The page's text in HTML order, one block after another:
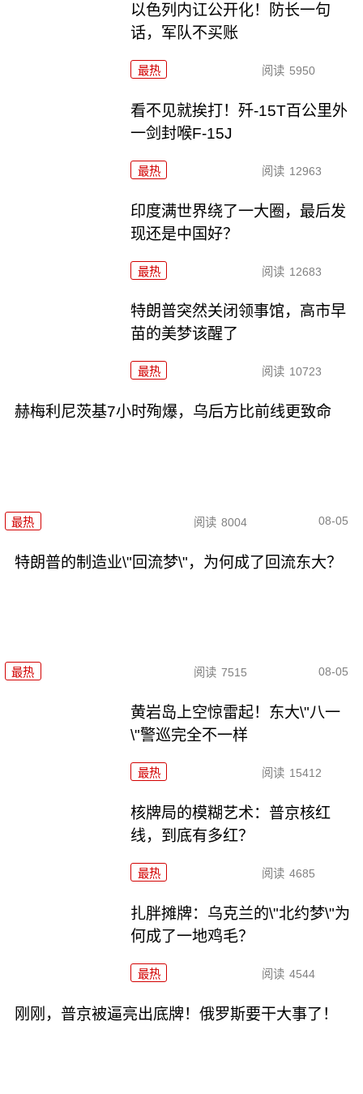
以色列内讧公开化！防长一句
话，军队不买账
最热 阅读 5950
看不见就挨打！歼-15T百公里外
一剑封喉F-15J
最热 阅读 12963
印度满世界绕了一大圈，最后发
现还是中国好？
最热 阅读 12683
特朗普突然关闭领事馆，高市早
苗的美梦该醒了
最热 阅读 10723
赫梅利尼茨基7小时殉爆，乌后方比前线更致命
最热 阅读 8004 08-05
特朗普的制造业\"回流梦\"，为何成了回流东大？
最热 阅读 7515 08-05
黄岩岛上空惊雷起！东大\"八一
\"警巡完全不一样
最热 阅读 15412
核牌局的模糊艺术：普京核红
线，到底有多红？
最热 阅读 4685
扎胖摊牌：乌克兰的\"北约梦\"为
何成了一地鸡毛？
最热 阅读 4544
刚刚，普京被逼亮出底牌！俄罗斯要干大事了！